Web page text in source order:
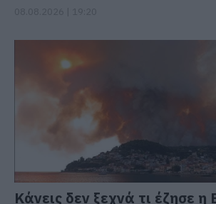
Κάνεις δεν ξεχνά τι έζησε η